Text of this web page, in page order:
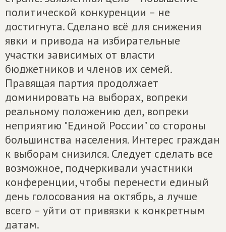
политической конкуренции – не
достигнута. Сделано всё для снижения
явки и привода на избирательные
участки зависимых от власти
бюджетников и членов их семей.
Правящая партия продолжает
доминировать на выборах, вопреки
реальному положению дел, вопреки
неприятию "Единой России" со стороны
большинства населения. Интерес граждан
к выборам снизился. Следует сделать все
возможное, подчеркивали участники
конференции, чтобы перенести единый
день голосования на октябрь, а лучше
всего – уйти от привязки к конкретным
датам.